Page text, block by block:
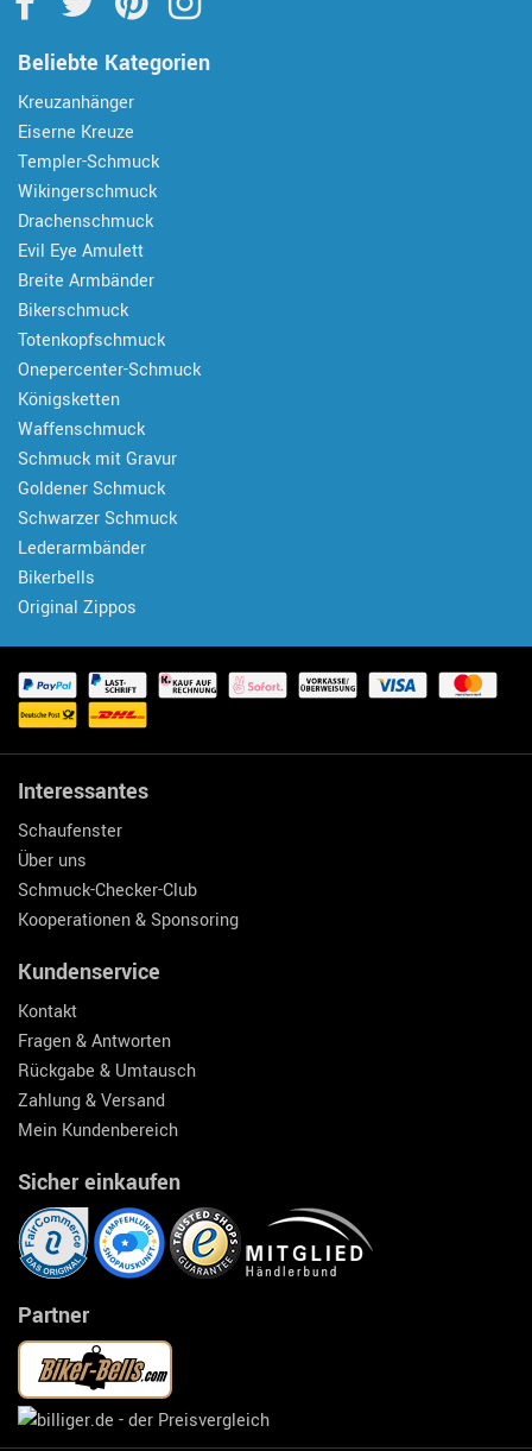
Beliebte Kategorien
Kreuzanhänger
Eiserne Kreuze
Templer-Schmuck
Wikingerschmuck
Drachenschmuck
Evil Eye Amulett
Breite Armbänder
Bikerschmuck
Totenkopfschmuck
Onepercenter-Schmuck
Königsketten
Waffenschmuck
Schmuck mit Gravur
Goldener Schmuck
Schwarzer Schmuck
Lederarmbänder
Bikerbells
Original Zippos
Interessantes
Schaufenster
Über uns
Schmuck-Checker-Club
Kooperationen & Sponsoring
Kundenservice
Kontakt
Fragen & Antworten
Rückgabe & Umtausch
Zahlung & Versand
Mein Kundenbereich
Sicher einkaufen
Partner